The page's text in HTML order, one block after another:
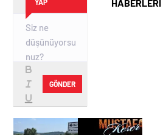
YAP
GÖNDER
HABERLERİ